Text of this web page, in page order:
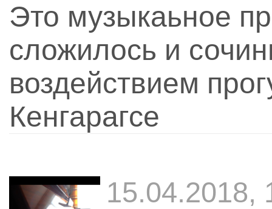
Это музыкаьное
сложилось и
воздействием
Кенгарагсе
15.04.2018,